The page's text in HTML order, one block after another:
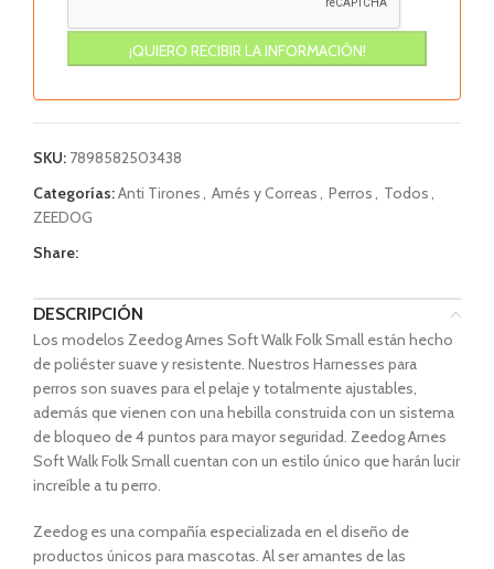
SKU: 7898582503438
Categorías:Anti Tirones, Arnés y Correas, Perros, Todos,
ZEEDOG
Share:
DESCRIPCIÓN
Los modelos Zeedog Arnes Soft Walk Folk Small están hecho
de poliéster suave y resistente. Nuestros Harnesses para
perros son suaves para el pelaje y totalmente ajustables,
además que vienen con una hebilla construida con un sistema
de bloqueo de 4 puntos para mayor seguridad. Zeedog Arnes
Soft Walk Folk Small cuentan con un estilo único que harán lucir
increíble a tu perro.
Zeedog es una compañía especializada en el diseño de
productos únicos para mascotas. Al ser amantes de las